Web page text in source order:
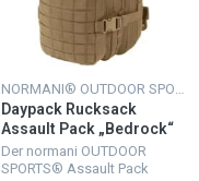
Daypack Rucksack
Assault Pack „Bedrock“
30 Liter Coyote
Der normani OUTDOOR
SPORTS® Assault Pack